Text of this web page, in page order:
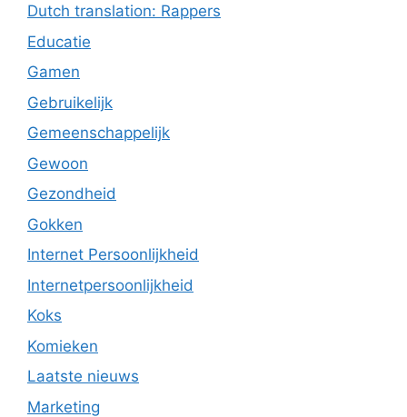
Dutch translation: Rappers
Educatie
Gamen
Gebruikelijk
Gemeenschappelijk
Gewoon
Gezondheid
Gokken
Internet Persoonlijkheid
Internetpersoonlijkheid
Koks
Komieken
Laatste nieuws
Marketing